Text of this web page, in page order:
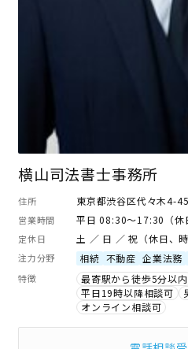
横山司法書士事務所
住所 東京都渋谷区代々木4-
営業時間 平日 08:30～17:30（休
定休日 土 ／ 日 ／ 祝（休日、
注力分野 相続 不動産 企業法務
特徴 最寄駅から徒歩5分以内
平日19時以降相談可
オンライン相談可